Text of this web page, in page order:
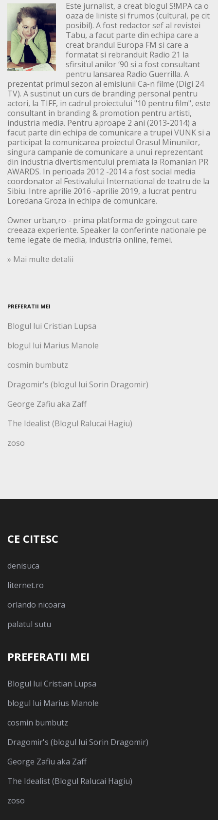
Este jurnalist, a creat blogul S!MPA ca o
oaza de liniste si frumos (cultural, pe cit
posibil). A fost redactor sef al revistei
Tabu, a facut parte din echipa care a
creat brandul Europa FM si care a
formatat si rebranduit Radio 21 la
sfirsitul anilor ‘90 si a fost consultant
pentru lansarea Radio Guerrilla. A
prezentat primul sezon al emisiunii Ca-n filme (Digi 24
TV). A sustinut un curs de branding personal pentru
actori, la TIFF, in cadrul proiectului "10 pentru film", este
consultant in branding & promotion pentru artisti,
industria media. Pentru aproape 2 ani (2013-2014) a
facut parte din echipa de comunicare a trupei VUNK si a
participat la comunicarea proiectul Orasul Minunilor,
singura campanie de comunicare a unui reprezentant
din industria divertismentului premiata la Romanian PR
AWARDS. In perioada 2012 -2014 a fost social media
coordonator al Festivalului International de teatru de la
Sibiu. Intre aprilie 2016 -aprilie 2019, a lucrat pentru
Loredana Groza in echipa de comunicare.
Owner urban,ro - prima platforma de goingout care
creeaza experiente. Speaker la conferinte nationale pe
teme legate de media, industria online, femei.
» Mai multe detalii
PREFERATII MEI
Blogul lui Cristian Lupsa
blogul lui Marius Manole
cosmin bumbutz
Dragomir's (blogul lui Sorin Dragomir)
George Zafiu aka Zaff
The Idealist (Blogul Ralucai Hagiu)
zoso
CE CITESC
denisuca
liternet.ro
orlando nicoara
palatul sutu
PREFERATII MEI
Blogul lui Cristian Lupsa
blogul lui Marius Manole
cosmin bumbutz
Dragomir's (blogul lui Sorin Dragomir)
George Zafiu aka Zaff
The Idealist (Blogul Ralucai Hagiu)
zoso